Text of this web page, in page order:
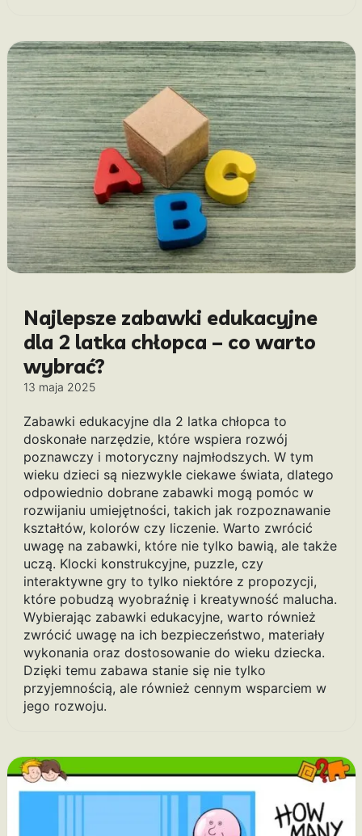
Najlepsze zabawki edukacyjne
dla 2 latka chłopca – co warto
wybrać?
13 maja 2025
Zabawki edukacyjne dla 2 latka chłopca to
doskonałe narzędzie, które wspiera rozwój
poznawczy i motoryczny najmłodszych. W tym
wieku dzieci są niezwykle ciekawe świata, dlatego
odpowiednio dobrane zabawki mogą pomóc w
rozwijaniu umiejętności, takich jak rozpoznawanie
kształtów, kolorów czy liczenie. Warto zwrócić
uwagę na zabawki, które nie tylko bawią, ale także
uczą. Klocki konstrukcyjne, puzzle, czy
interaktywne gry to tylko niektóre z propozycji,
które pobudzą wyobraźnię i kreatywność malucha.
Wybierając zabawki edukacyjne, warto również
zwrócić uwagę na ich bezpieczeństwo, materiały
wykonania oraz dostosowanie do wieku dziecka.
Dzięki temu zabawa stanie się nie tylko
przyjemnością, ale również cennym wsparciem w
jego rozwoju.